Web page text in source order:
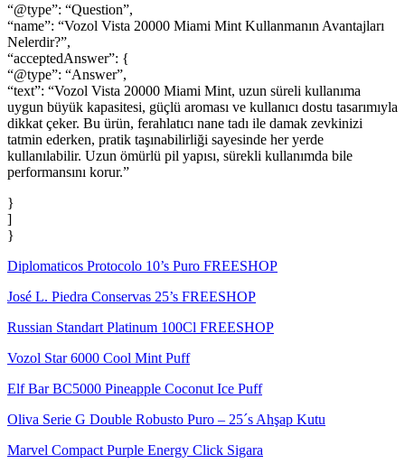
“@type”: “Question”,
“name”: “Vozol Vista 20000 Miami Mint Kullanmanın Avantajları
Nelerdir?”,
“acceptedAnswer”: {
“@type”: “Answer”,
“text”: “Vozol Vista 20000 Miami Mint, uzun süreli kullanıma
uygun büyük kapasitesi, güçlü aroması ve kullanıcı dostu tasarımıyla
dikkat çeker. Bu ürün, ferahlatıcı nane tadı ile damak zevkinizi
tatmin ederken, pratik taşınabilirliği sayesinde her yerde
kullanılabilir. Uzun ömürlü pil yapısı, sürekli kullanımda bile
performansını korur.”
}
]
}
Diplomaticos Protocolo 10’s Puro FREESHOP
José L. Piedra Conservas 25’s FREESHOP
Russian Standart Platinum 100Cl FREESHOP
Vozol Star 6000 Cool Mint Puff
Elf Bar BC5000 Pineapple Coconut Ice Puff
Oliva Serie G Double Robusto Puro – 25´s Ahşap Kutu
Marvel Compact Purple Energy Click Sigara